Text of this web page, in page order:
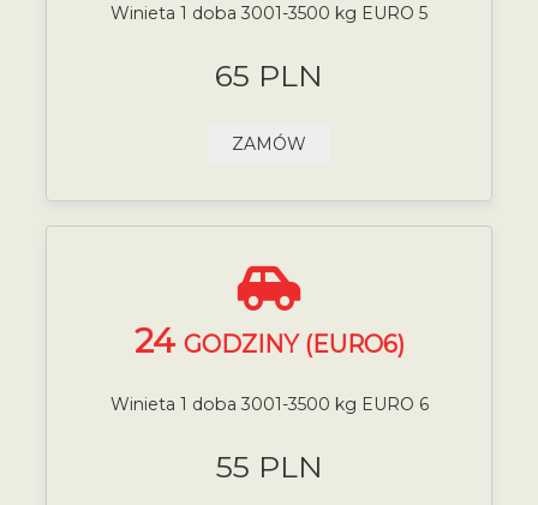
Winieta 1 doba 3001-3500 kg EURO 5
65 PLN
ZAMÓW
24 GODZINY (EURO6)
Winieta 1 doba 3001-3500 kg EURO 6
55 PLN